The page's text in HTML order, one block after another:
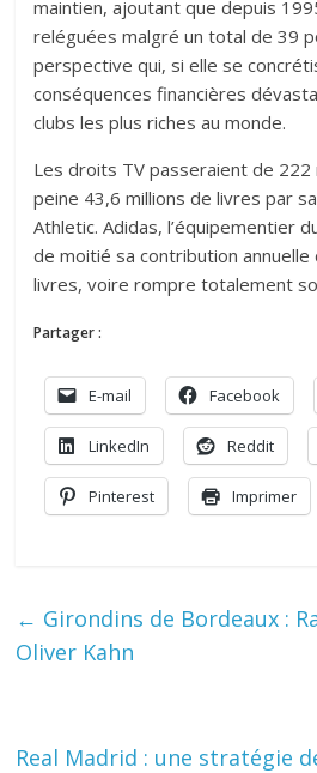
maintien, ajoutant que depuis
reléguées malgré un total de 39
perspective qui, si elle se
conséquences financières
clubs les plus riches au monde.
Les droits TV passeraient de 222
peine 43,6 millions de livres par
Athletic. Adidas, l’équipementier
de moitié sa contribution annuelle
livres, voire rompre totalement
Partager :
E-mail Facebook
LinkedIn Reddit
Pinterest Imprimer
← Girondins de Bordeaux :
Oliver Kahn
Real Madrid : une stratégie